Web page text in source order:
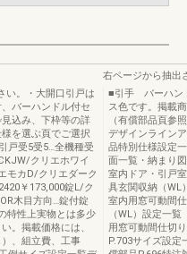
い。・大開口引戸は
バーハンドル付セ
込み、下枠等の詳
を選ぶ頁でご選択
戸受5受5…全機種受
クリエホワイ
モカD/クリエダーク
￥173,000錠L/ク
木目方向…錠付錠
特性上実物とは多少
。掲載価格には、
、組立費、工事
右ページから抽出
■引手 バーハン
ス色です。掲載
（有償部品頁参
デザインライン
品特別仕様設定
面一覧・納まり
室内ドア・引戸
具玄関収納（WL
室内用窓可動間
（WL）設定一
用窓可動間仕切
P.703サイズ設定